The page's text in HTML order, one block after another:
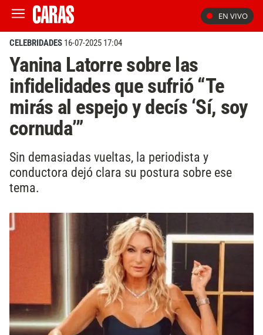
EN VIVO
CELEBRIDADES 16-07-2025 17:04
Yanina Latorre sobre las
infidelidades que sufrió “Te
mirás al espejo y decís ‘Sí, soy
cornuda’”
Sin demasiadas vueltas, la periodista y
conductora dejó clara su postura sobre ese
tema.